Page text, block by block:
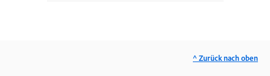
^ Zurück nach oben